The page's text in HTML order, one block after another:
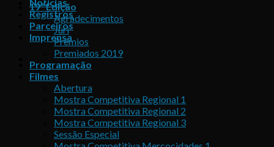
Registros
Parceiros
Imprensa
19ª Edição
Agradecimentos
Júri
Prêmios
Premiados 2019
Programação
Filmes
Abertura
Mostra Competitiva Regional 1
Mostra Competitiva Regional 2
Mostra Competitiva Regional 3
Sessão Especial